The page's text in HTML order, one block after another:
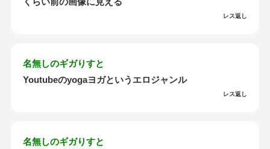
レス返し
名無しのギガりすと
Youtubeのyogaヨガというエロジャンル
レス返し
名無しのギガりすと